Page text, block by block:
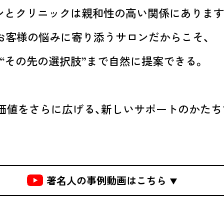
とクリニックは親和性の高い関係にあります
客様の悩みに寄り添うサロンだからこそ、
“その先の選択肢”まで自然に提案できる。
値をさらに広げる、新しいサポートのかたち
著名人の事例動画はこちら